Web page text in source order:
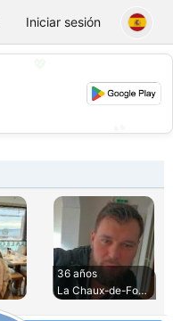
Iniciar sesión
36 años
La Chaux-de-Fonds